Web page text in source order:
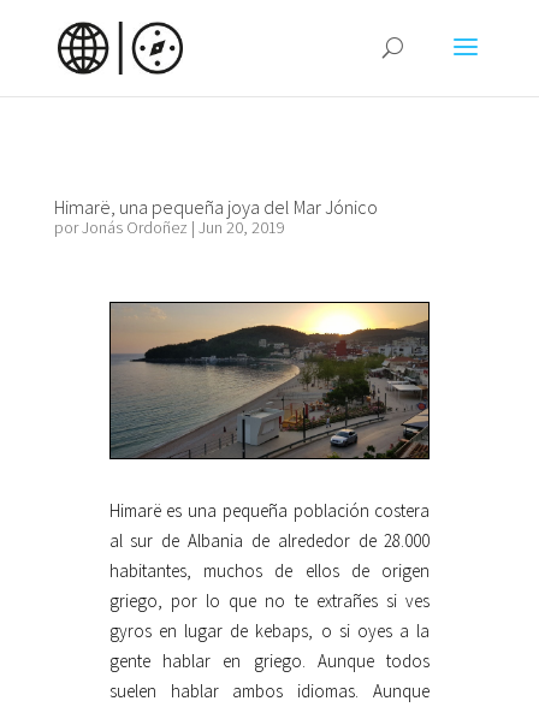
Himarë, una pequeña joya del Mar Jónico
porJonás Ordoñez | Jun 20, 2019
Himarë es una pequeña población costera
al sur de Albania de alrededor de 28.000
habitantes, muchos de ellos de origen
griego, por lo que no te extrañes si ves
gyros en lugar de kebaps, o si oyes a la
gente hablar en griego. Aunque todos
suelen hablar ambos idiomas. Aunque